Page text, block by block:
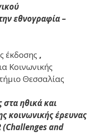
εθνογραφία –
έκδοσης ,
Κοινωνικής
Θεσσαλίας
στα ηθικά και
κοινωνικής έρευνας
(Challenges and